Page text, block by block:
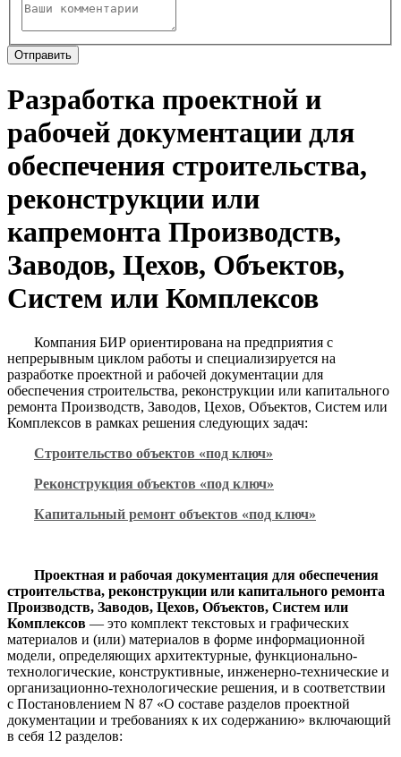
Разработка проектной и
рабочей документации для
обеспечения строительства,
реконструкции или
капремонта Производств,
Заводов, Цехов, Объектов,
Систем или Комплексов
Компания БИР ориентирована на предприятия с
непрерывным циклом работы и специализируется на
разработке проектной и рабочей документации для
обеспечения строительства, реконструкции или капитального
ремонта Производств, Заводов, Цехов, Объектов, Систем или
Комплексов в рамках решения следующих задач:
Строительство объектов «под ключ»
Реконструкция объектов «под ключ»
Капитальный ремонт объектов «под ключ»
Проектная и рабочая документация для обеспечения
строительства, реконструкции или капитального ремонта
Производств, Заводов, Цехов, Объектов, Систем или
Комплексов — это комплект текстовых и графических
материалов и (или) материалов в форме информационной
модели, определяющих архитектурные, функционально-
технологические, конструктивные, инженерно-технические и
организационно-технологические решения, и в соответствии
с Постановлением N 87 «О составе разделов проектной
документации и требованиях к их содержанию» включающий
в себя 12 разделов: